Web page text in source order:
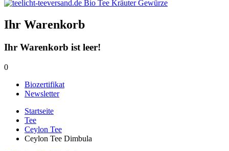
Ihr Warenkorb
Ihr Warenkorb ist leer!
0
Biozertifikat
Newsletter
Startseite
Tee
Ceylon Tee
Ceylon Tee Dimbula